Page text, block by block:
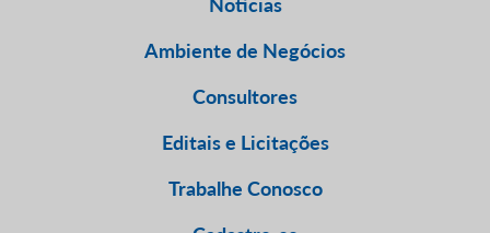
Ambiente de Negócios
Consultores
Editais e Licitações
Trabalhe Conosco